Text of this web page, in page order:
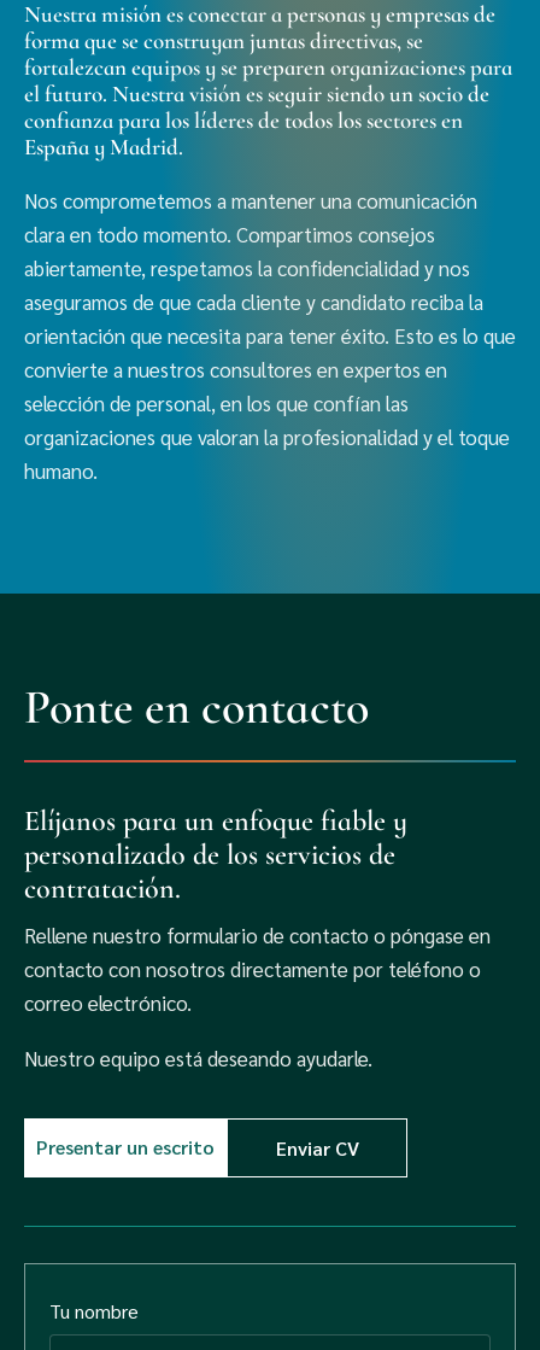
Nuestra misión es conectar a personas y empresas de
forma que se construyan juntas directivas, se
fortalezcan equipos y se preparen organizaciones para
el futuro. Nuestra visión es seguir siendo un socio de
confianza para los líderes de todos los sectores en
España y Madrid.
Nos comprometemos a mantener una comunicación
clara en todo momento. Compartimos consejos
abiertamente, respetamos la confidencialidad y nos
aseguramos de que cada cliente y candidato reciba la
orientación que necesita para tener éxito. Esto es lo que
convierte a nuestros consultores en expertos en
selección de personal, en los que confían las
organizaciones que valoran la profesionalidad y el toque
humano.
Ponte en contacto
Elíjanos para un enfoque fiable y
personalizado de los servicios de
contratación.
Rellene nuestro formulario de contacto o póngase en
contacto con nosotros directamente por teléfono o
correo electrónico.
Nuestro equipo está deseando ayudarle.
Presentar un escrito Enviar CV
Tu nombre